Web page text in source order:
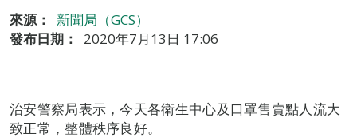
來源：
新聞局（GCS）
發布日期：
2020年7月13日 17:06
治安警察局表示，今天各衛生中心及口罩售賣點人流大
致正常，整體秩序良好。